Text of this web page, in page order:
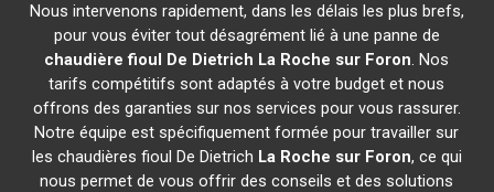
Nous intervenons rapidement, dans les délais les plus brefs,
pour vous éviter tout désagrément lié à une panne de
chaudière fioul De Dietrich La Roche sur Foron. Nos
tarifs compétitifs sont adaptés à votre budget et nous
offrons des garanties sur nos services pour vous rassurer.
Notre équipe est spécifiquement formée pour travailler sur
les chaudières fioul De Dietrich La Roche sur Foron, ce qui
nous permet de vous offrir des conseils et des solutions